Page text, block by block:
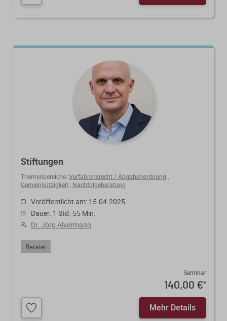
Stiftungen
Themenbereiche: Verfahrensrecht / Abgabenordnung
Gemeinnützigkeit Nachfolgeberatung
Veröffentlicht am: 15.04.2025
Dauer: 1 Std. 55 Min.
Dr. Jörg Alvermann
Berater
Seminar
140,00 €*
Mehr Details